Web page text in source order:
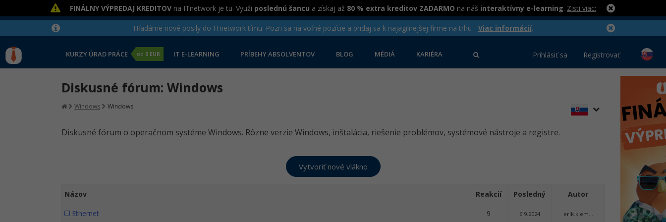
FINÁLNY VÝPREDAJ KREDITOV na ITnetwork je tu. Využi poslednú šancu a získaj až 80 % extra kreditov ZADARMO na náš interaktívny e-learning. Zisti viac:
Hľadáme nové posily do ITnetwork tímu. Pozri sa na voľné pozície a pridaj sa k najagilnejšej firme na trhu - Viac informácií.
KURZY ÚRAD PRÁCE od 0 EUR IT E-LEARNING PRÍBEHY ABSOLVENTOV BLOG MÉDIÁ KARIÉRA Prihlásiť sa Registrovať
Diskusné fórum: Windows
Windows Windows
Diskusné fórum o operačnom systéme Windows. Rôzne verzie Windows, inštalácia, riešenie problémov, systémové nástroje a registre.
Názov Reakcií Posledný Autor
Ethernet 9 6.9.2024 erik.klem...